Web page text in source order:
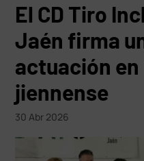
El CD Tiro
Jaén firma
actuación
jiennense
30 Abr 2026